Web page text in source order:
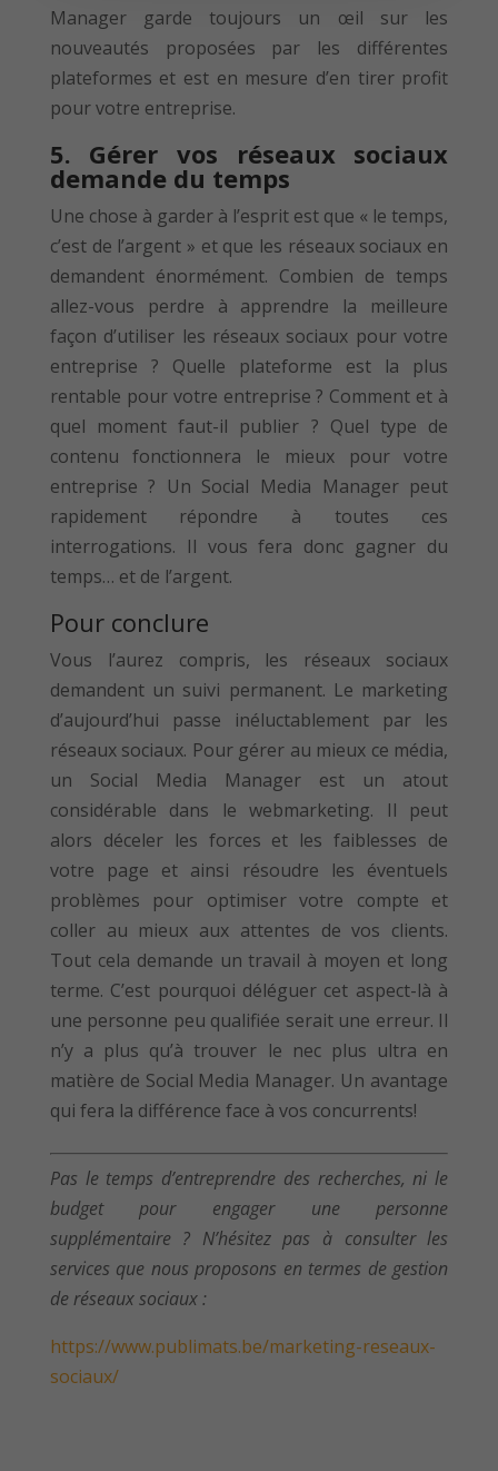
Manager garde toujours un œil sur les
nouveautés proposées par les différentes
plateformes et est en mesure d’en tirer profit
pour votre entreprise.
5. Gérer vos réseaux sociaux
demande du temps
Une chose à garder à l’esprit est que « le temps,
c’est de l’argent » et que les réseaux sociaux en
demandent énormément. Combien de temps
allez-vous perdre à apprendre la meilleure
façon d’utiliser les réseaux sociaux pour votre
entreprise ? Quelle plateforme est la plus
rentable pour votre entreprise ? Comment et à
quel moment faut-il publier ? Quel type de
contenu fonctionnera le mieux pour votre
entreprise ? Un Social Media Manager peut
rapidement répondre à toutes ces
interrogations. Il vous fera donc gagner du
temps… et de l’argent.
Pour conclure
Vous l’aurez compris, les réseaux sociaux
demandent un suivi permanent. Le marketing
d’aujourd’hui passe inéluctablement par les
réseaux sociaux. Pour gérer au mieux ce média,
un Social Media Manager est un atout
considérable dans le webmarketing. Il peut
alors déceler les forces et les faiblesses de
votre page et ainsi résoudre les éventuels
problèmes pour optimiser votre compte et
coller au mieux aux attentes de vos clients.
Tout cela demande un travail à moyen et long
terme. C’est pourquoi déléguer cet aspect-là à
une personne peu qualifiée serait une erreur. Il
n’y a plus qu’à trouver le nec plus ultra en
matière de Social Media Manager. Un avantage
qui fera la différence face à vos concurrents!
Pas le temps d’entreprendre des recherches, ni le
budget pour engager une personne
supplémentaire ? N’hésitez pas à consulter les
services que nous proposons en termes de gestion
de réseaux sociaux :
https://www.publimats.be/marketing-reseaux-
sociaux/